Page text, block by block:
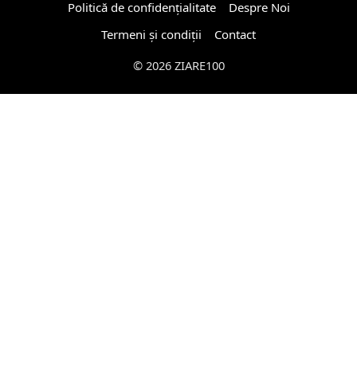
Politică de confidențialitate
Despre Noi
Termeni și condiții
Contact
© 2026 ZIARE100